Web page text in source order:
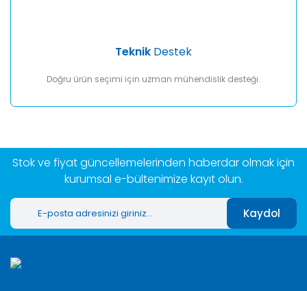
Teknik Destek
Doğru ürün seçimi için uzman mühendislik desteği.
Stok ve fiyat güncellemelerinden haberdar olmak için
kurumsal e-bültenimize kayıt olun.
Kaydol